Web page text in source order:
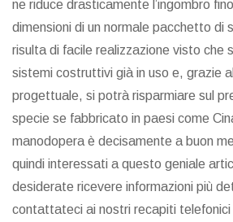
ne riduce drasticamente l’ingombro
dimensioni di un normale pacchetto di
risulta di facile realizzazione visto che
sistemi costruttivi già in uso e, grazie
progettuale, si potrà risparmiare sul
specie se fabbricato in paesi come
manodopera è decisamente a buon
quindi interessati a questo geniale
desiderate ricevere informazioni più
contattateci ai nostri recapiti telefonici